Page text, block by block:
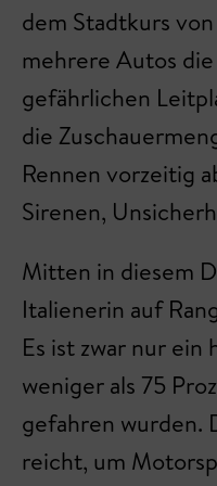
dem Stadtkurs
mehrere Autos
gefährlichen
die
Rennen vorzeitig
Sirenen,
Mitten in diesem
Italienerin auf
Es ist zwar nur ein
weniger als 75
gefahren wurden.
reicht, um